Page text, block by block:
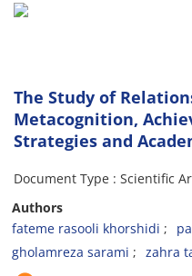
The Study of
Metacognition,
Strategies and
Document Type : Scientific
Authors
fateme rasooli khorshidi
gholamreza sarami
zahra